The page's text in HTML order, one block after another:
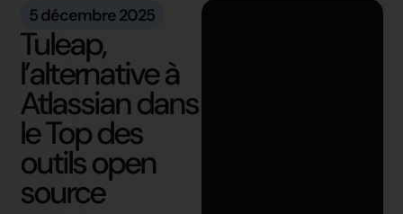
5 décembre 2025
Tuleap,
l’alternative à
Atlassian dans
le Top des
outils open
source